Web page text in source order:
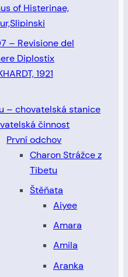
of Histerinae,
– Revisione del
Diplostix
1921
– chovatelská stanice
činnost
První odchov
Charon Strážce z
Tibetu
Štěňata
Aiyee
Amara
Amila
Aranka